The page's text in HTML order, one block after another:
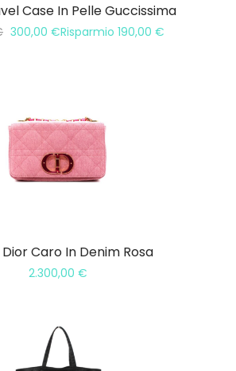
Case In Pelle Guccissima
300,00 €Risparmio 190,00 €
Caro In Denim Rosa
2.300,00 €